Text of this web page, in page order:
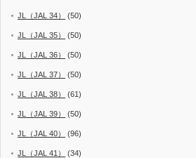
JL（JAL 34） (50)
JL（JAL 35） (50)
JL（JAL 36） (50)
JL（JAL 37） (50)
JL（JAL 38） (61)
JL（JAL 39） (50)
JL（JAL 40） (96)
JL（JAL 41） (34)